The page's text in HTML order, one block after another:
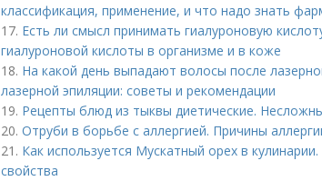
классификация, применение, и что надо знать
17. Есть ли смысл принимать гиалуроновую
гиалуроновой кислоты в организме и в коже
18. На какой день выпадают волосы после
лазерной эпиляции: советы и рекомендации
19. Рецепты блюд из тыквы диетические.
20. Отруби в борьбе с аллергией. Причины
21. Как используется Мускатный орех в
свойства